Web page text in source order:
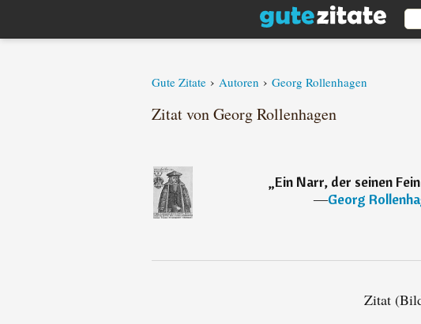
Gute Zitate › Autoren › Georg Rollenhagen
Zitat von Georg Rollenhagen
„Ein Narr, der seinen
―Georg
Zitat